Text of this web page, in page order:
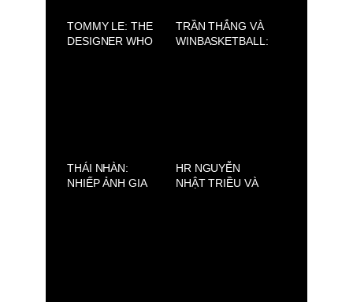
TOMMY LE: THE
DESIGNER WHO
TRẦN THẮNG VÀ
WINBASKETBALL:
THÁI NHÀN:
NHIẾP ẢNH GIA
HR NGUYỄN
NHẬT TRIỀU VÀ